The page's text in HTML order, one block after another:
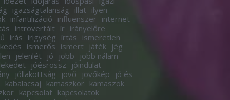
igazságtalanság illat ilyen
infantilizáció influenszer internet
introvertált ír irányelőre
írás irigység írtás ismeretlen
ismerős ismert játék jég
jelenlét jó jobb
jobb nálam
jóésrossz
jóindulat
jóllakottság jövő jövőkép
jó és
kabalacsaj kamaszkor kamaszok
kapcsolat kapcsolatok